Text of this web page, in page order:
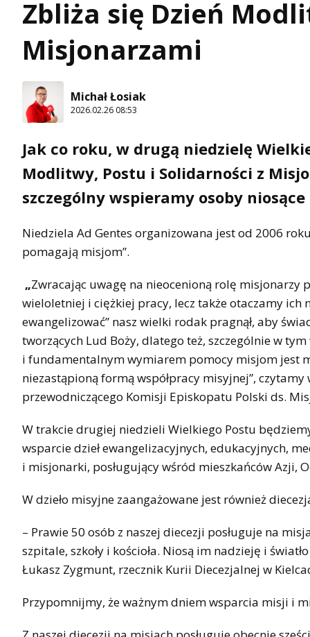
Zbliża się Dzień
Misjonarzami
Michał Łosiak
2026.02.26 08:53
Jak co roku, w drugą niedzielę
Modlitwy, Postu i Solidarności z
szczególny wspieramy osoby
Niedziela Ad Gentes organizowana jest od 2006
pomagają misjom”.
„Zwracając uwagę na nieocenioną rolę misjonarzy
wieloletniej i ciężkiej pracy, lecz także otaczamy ich
ewangelizować” nasz wielki rodak pragnął, aby
tworzących Lud Boży, dlatego też, szczególnie w
i fundamentalnym wymiarem pomocy misjom jest
niezastąpioną formą współpracy misyjnej”,
przewodniczącego Komisji Episkopatu Polski ds.
W trakcie drugiej niedzieli Wielkiego Postu
wsparcie dzieł ewangelizacyjnych, edukacyjnych,
i misjonarki, posługujący wśród mieszkańców Azji,
W dzieło misyjne zaangażowane jest również
– Prawie 50 osób z naszej diecezji posługuje na
szpitale, szkoły i kościoła. Niosą im nadzieję i
Łukasz Zygmunt, rzecznik Kurii Diecezjalnej w
Przypomnijmy, że ważnym dniem wsparcia misji i